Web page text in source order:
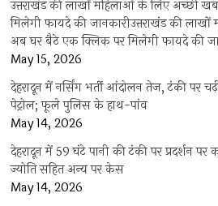
उत्तराखंड की लाखों महिलाओं के लिए अच्छी
मिलेगी फायदे की जानकारीउत्तराखंड की
अब घर बैठे एक क्लिक पर मिलेगी फायदे की
May 15, 2026
देहरादून में नर्सिंग भर्ती आंदोलन तेज, टंकी पर
पेट्रोल; फूले पुलिस के हाथ-पांव
May 14, 2026
देहरादून में 59 घंटे पानी की टंकी पर प्रदर्शन पर
ज्योति सहित अन्य पर केस
May 14, 2026